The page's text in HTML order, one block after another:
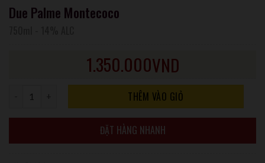
Due Palme Montecoco
1.350.000VND
Số lượng THÊM VÀO GIỎ
ĐẶT HÀNG NHANH